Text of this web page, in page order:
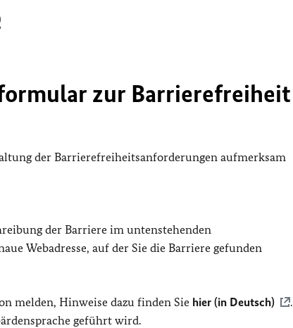
zur Barrierefreiheit
der Barrierefreiheitsanforderungen aufmerksam
der Barriere im untenstehenden
Webadresse, auf der Sie die Barriere gefunden
melden, Hinweise dazu finden Sie hier (in Deutsch)
.
geführt wird.